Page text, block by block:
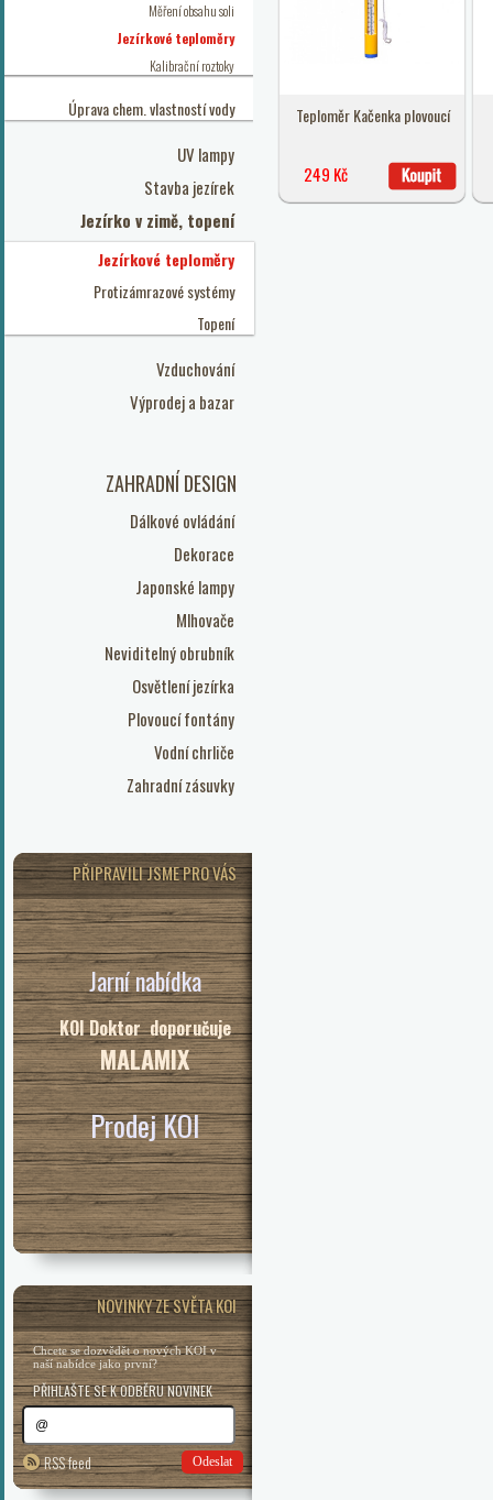
Měření obsahu soli
Jezírkové teploměry
Kalibrační roztoky
Úprava chem. vlastností vody
UV lampy
Stavba jezírek
Jezírko v zimě, topení
Jezírkové teploměry
Protizámrazové systémy
Topení
Vzduchování
Výprodej a bazar
ZAHRADNÍ DESIGN
Dálkové ovládání
Dekorace
Japonské lampy
Mlhovače
Neviditelný obrubník
Osvětlení jezírka
Plovoucí fontány
Vodní chrliče
Zahradní zásuvky
PŘIPRAVILI JSME PRO VÁS
Jarní nabídka
KOI Doktor doporučuje
MALAMIX
Prodej KOI
NOVINKY ZE SVĚTA KOI
Chcete se dozvědět o nových KOI v
naší nabídce jako první?
PŘIHLAŠTE SE K ODBĚRU NOVINEK
RSS feed Odeslat
Teploměr Kačenka plovoucí
249 Kč